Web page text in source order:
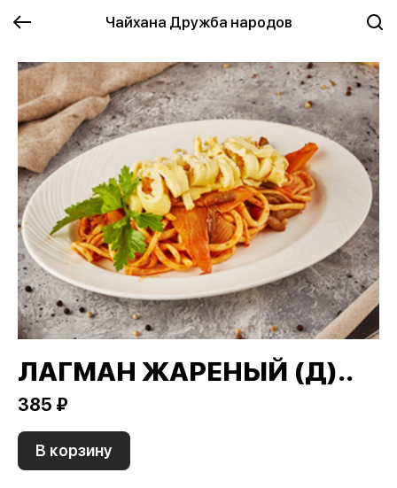
Чайхана Дружба народов
ЛАГМАН ЖАРЕНЫЙ (Д)..
385 ₽
В корзину